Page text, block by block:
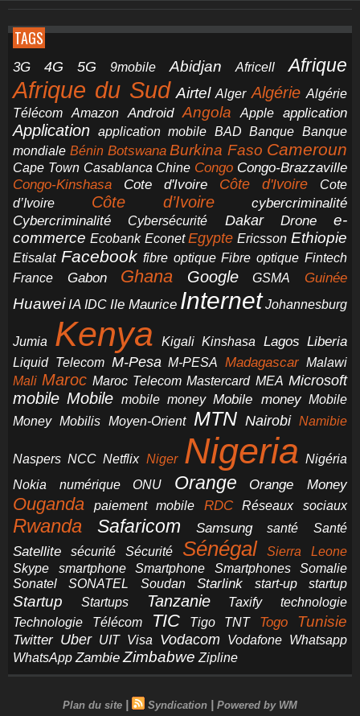
TAGS
3G 4G 5G 9mobile Abidjan Africell Afrique
Afrique du Sud Airtel Alger Algérie Algérie
Télécom
Amazon Android Angola Apple application
Application application mobile BAD Banque Banque
mondiale Bénin Botswana Burkina Faso Cameroun
Cape Town Casablanca Chine Congo Congo-Brazzaville
Congo-Kinshasa Cote d'Ivoire Côte d'Ivoire
Cote
d’Ivoire
Côte d’Ivoire
cybercriminalité
Cybercriminalité
Cybersécurité Dakar Drone
e-
commerce Ecobank Econet Egypte Ericsson Ethiopie
Etisalat Facebook fibre optique Fibre optique Fintech
France
Gabon Ghana Google GSMA Guinée
Huawei IA IDC Ile Maurice Internet Johannesburg
Jumia Kenya Kigali Kinshasa Lagos Liberia
Liquid Telecom M-Pesa M-PESA Madagascar Malawi
Mali Maroc Maroc Telecom Mastercard MEA Microsoft
mobile Mobile mobile money Mobile money Mobile
Money Mobilis Moyen-Orient MTN Nairobi Namibie
Naspers NCC Netflix Niger Nigeria Nigéria
Nokia
numérique ONU Orange Orange Money
Ouganda paiement mobile RDC Réseaux sociaux
Rwanda Safaricom Samsung santé Santé
Satellite sécurité Sécurité Sénégal
Sierra Leone
Skype
smartphone Smartphone Smartphones
Somalie
Sonatel
SONATEL Soudan Starlink start-up startup
Startup Startups Tanzanie Taxify
technologie
Technologie
Télécom TIC Tigo TNT Togo Tunisie
Twitter Uber UIT Visa Vodacom Vodafone Whatsapp
WhatsApp Zambie Zimbabwe Zipline
Plan du site | Syndication | Powered by WM